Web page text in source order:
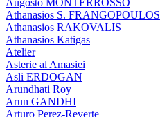
Athanasios S. FRANGOPOULOS
Athanasios RAKOVALIS
Athanasios Katigas
Atelier
Asterie al Amasiei
Asli ERDOGAN
Arundhati Roy
Arun GANDHI
Arturo Perez-Reverte